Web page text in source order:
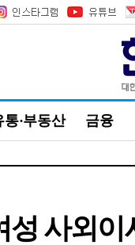
통·부동산 금융
성 사외